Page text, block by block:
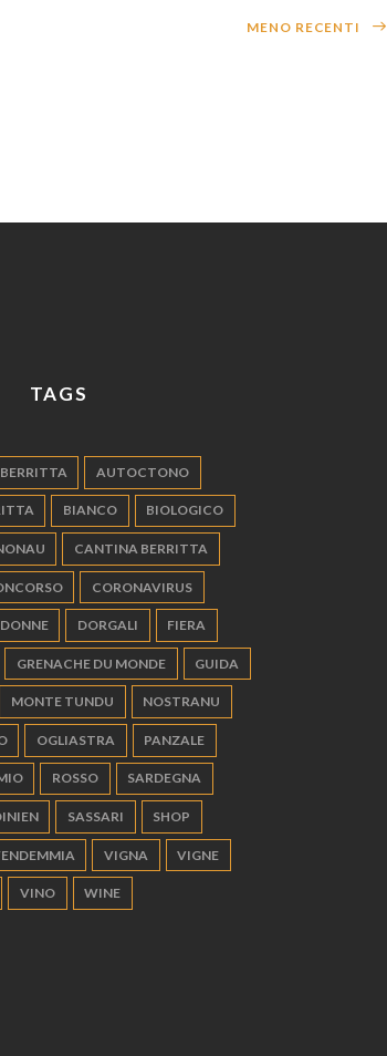
MENO RECENTI
TAGS
AUTOCTONO
BIANCO BIOLOGICO
CANTINA BERRITTA
CORONAVIRUS
DONNE DORGALI FIERA
GRENACHE DU MONDE GUIDA
MONTE TUNDU NOSTRANU
OGLIASTRA PANZALE
ROSSO SARDEGNA
SASSARI SHOP
VIGNA VIGNE
VINO WINE